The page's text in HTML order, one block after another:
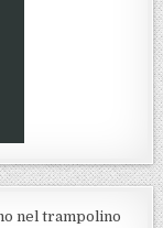
nel trampolino